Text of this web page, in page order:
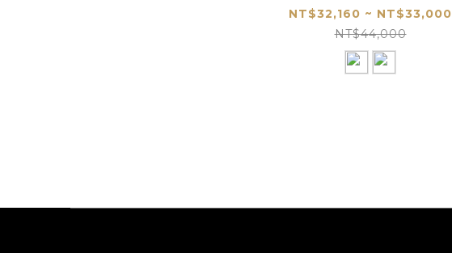
首選 預購商品
NT$32,160 ~ NT$33,000
NT$44,000